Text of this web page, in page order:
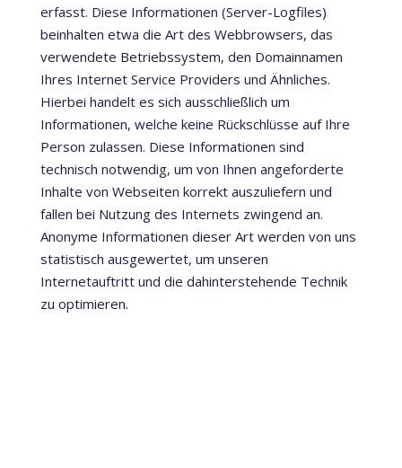
erfasst. Diese Informationen (Server-Logfiles)
beinhalten etwa die Art des Webbrowsers, das
verwendete Betriebssystem, den Domainnamen
Ihres Internet Service Providers und Ähnliches.
Hierbei handelt es sich ausschließlich um
Informationen, welche keine Rückschlüsse auf Ihre
Person zulassen. Diese Informationen sind
technisch notwendig, um von Ihnen angeforderte
Inhalte von Webseiten korrekt auszuliefern und
fallen bei Nutzung des Internets zwingend an.
Anonyme Informationen dieser Art werden von uns
statistisch ausgewertet, um unseren
Internetauftritt und die dahinterstehende Technik
zu optimieren.